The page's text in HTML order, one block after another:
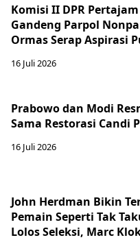
Komisi II DPR
Gandeng Parpol
Ormas Serap Aspirasi
16 Juli 2026
Prabowo dan Modi
Sama Restorasi Candi
16 Juli 2026
John Herdman Bikin
Pemain Seperti Tak
Lolos Seleksi, Marc